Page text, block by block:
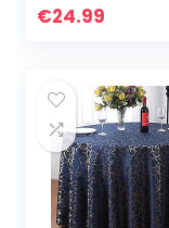
rechthoekig,
260 cm, wit
€24.99